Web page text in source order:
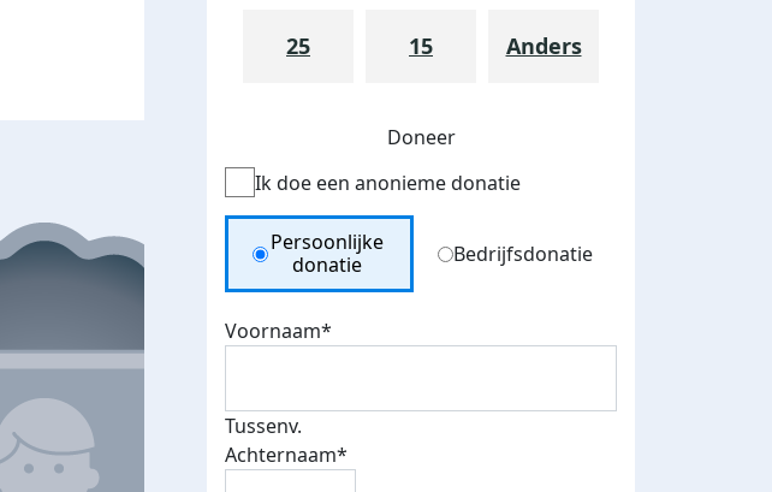
25 15 Anders
Doneer
Ik doe een anonieme donatie
Donation Type
Persoonlijke
donatie
Bedrijfsdonatie
Voornaam*
Tussenv.
Achternaam*